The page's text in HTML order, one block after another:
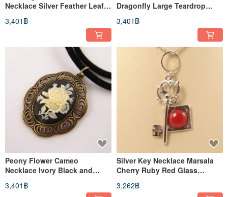
Necklace Silver Feather Leaf
3,401฿
Dragonfly Large Teardrop
3,401฿
Peony Flower Cameo
Necklace Ivory Black and
Jewelry
3,401฿
Silver Key Necklace Marsala
Cherry Ruby Red Glass
3,262฿